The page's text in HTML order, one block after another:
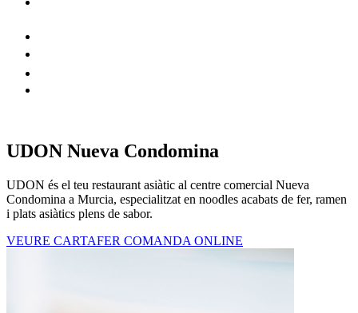
UDON Nueva Condomina
UDON és el teu restaurant asiàtic al centre comercial Nueva
Condomina a Murcia, especialitzat en noodles acabats de fer, ramen
i plats asiàtics plens de sabor.
VEURE CARTAFER COMANDA ONLINE